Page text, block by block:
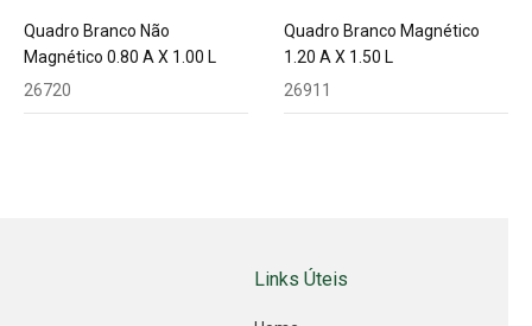
Quadro Branco Não
Magnético 0.80 A X 1.00 L
26720
Quadro Branco Magnético
1.20 A X 1.50 L
26911
Links Úteis